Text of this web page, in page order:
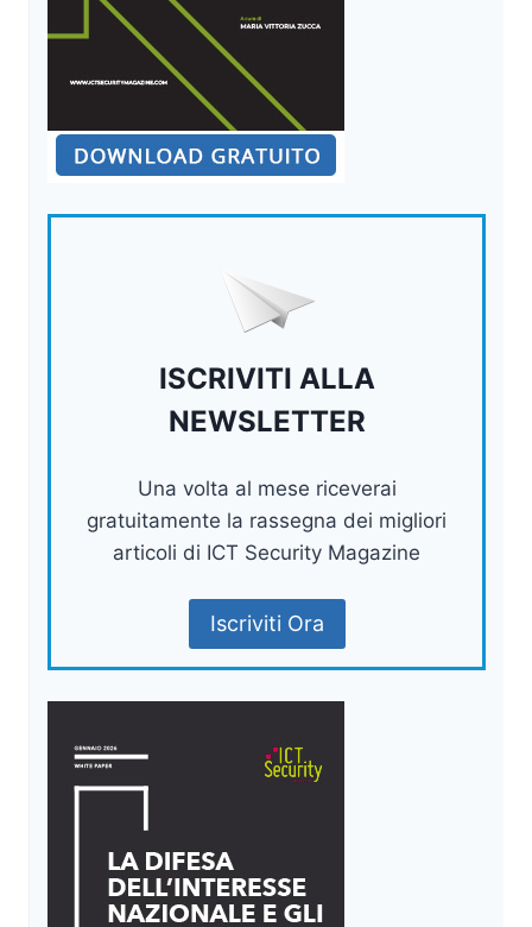
ISCRIVITI ALLA
NEWSLETTER
Una volta al mese riceverai
gratuitamente la rassegna dei migliori
articoli di ICT Security Magazine
Iscriviti Ora